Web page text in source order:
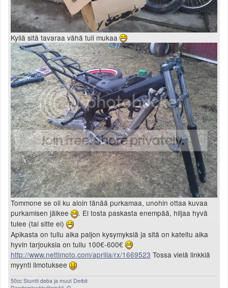
Kyllä sitä tavaraa vähä tuli mukaa
Tommone se oli ku aloin tänää purkamaa, unohin ottaa kuvaa
purkamisen jälkee
. Ei tosta paskasta enempää, hiljaa hyvä
tulee (tai sitte ei)
Apikasta on tullu aika paljon kysymyksiä ja sitä on kateltu aika
hyvin tarjouksia on tullu 100€-600€
http://www.nettimoto.com/aprilia/rx/1669523 Tossa vielä linkkiä
myynti ilmotuksee
50cc Stuntti deba ja muut Derbit